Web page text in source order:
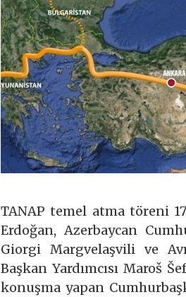
TANAP temel atma töreni
Erdoğan, Azerbaycan
Giorgi Margvelaşvili ve
Başkan Yardımcısı Maroš
konuşma yapan